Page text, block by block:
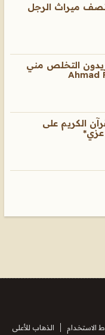
نصف ميراث الرجل
التخلص مني
Ahmad
الكريم على
الاستخدام الذهاب للأعلى